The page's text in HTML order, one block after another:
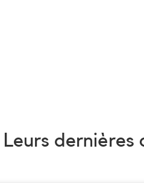
Leurs dernières